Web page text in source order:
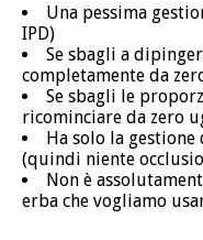
Una pessima
IPD)
Se sbagli a
completamente da
Se sbagli le
ricominciare da zero
Ha solo la
(quindi niente
Non è
erba che vogliamo